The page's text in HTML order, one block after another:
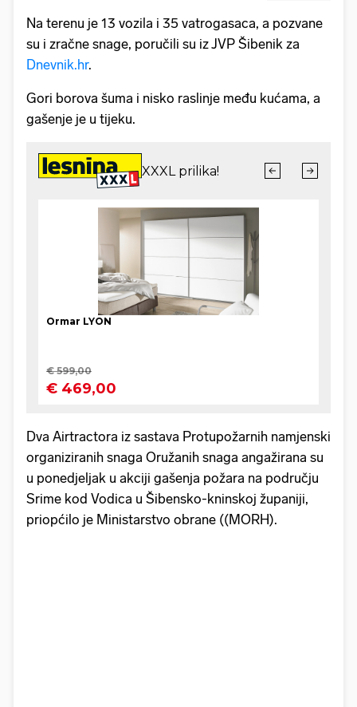
Na terenu je 13 vozila i 35 vatrogasaca, a pozvane
su i zračne snage, poručili su iz JVP Šibenik za
Dnevnik.hr.
Gori borova šuma i nisko raslinje među kućama, a
gašenje je u tijeku.
Dva Airtractora iz sastava Protupožarnih namjenski
organiziranih snaga Oružanih snaga angažirana su
u ponedjeljak u akciji gašenja požara na području
Srime kod Vodica u Šibensko-kninskoj županiji,
priopćilo je Ministarstvo obrane ((MORH).